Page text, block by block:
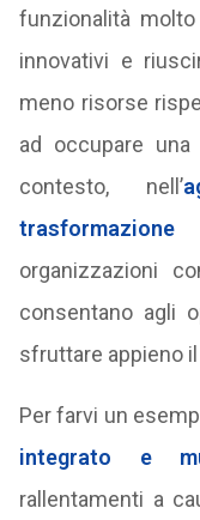
funzionalità
innovativi e
meno risorse
ad occupare
contesto, nell’
organizzazioni
consentano agli
sfruttare appieno
Per farvi un
integrato e
rallentamenti a